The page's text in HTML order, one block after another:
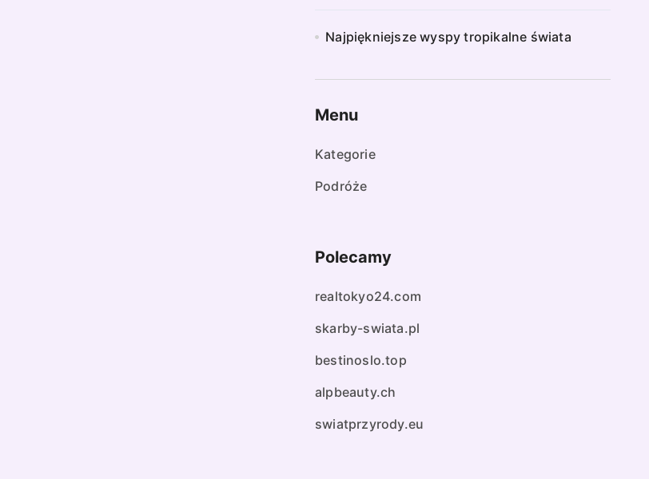
Najpiękniejsze wyspy tropikalne świata
Menu
Kategorie
Podróże
Polecamy
realtokyo24.com
skarby-swiata.pl
bestinoslo.top
alpbeauty.ch
swiatprzyrody.eu